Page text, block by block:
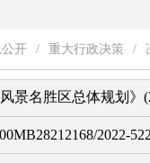
开 / 重大行政决策 /
风景名胜区总体规划》
2022-